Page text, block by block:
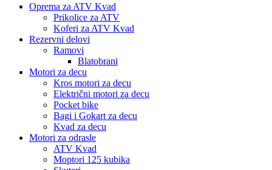
Oprema za ATV Kvad
Prikolice za ATV
Koferi za ATV Kvad
Rezervni delovi
Ramovi
Blatobrani
Motori za decu
Kros motori za decu
Električni motori za decu
Pocket bike
Bagi i Gokart za decu
Kvad za decu
Motori za odrasle
ATV Kvad
Moptori 125 kubika